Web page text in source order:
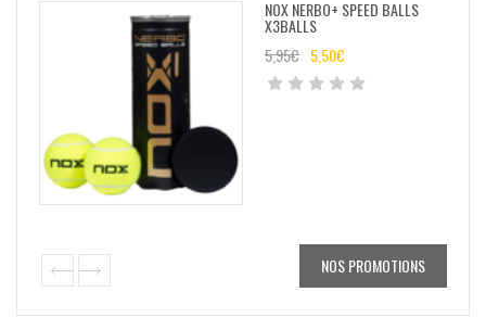
NOX NERBO+ SPEED BALLS
NOS PROMOTIONS